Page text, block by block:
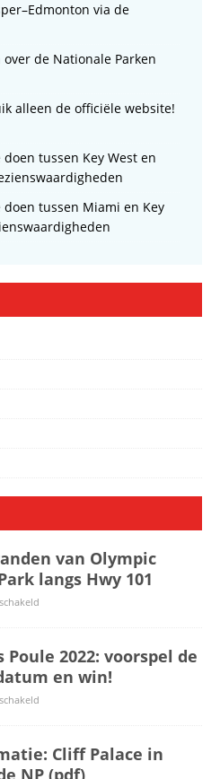
via de
de Nationale Parken
alleen de officiële website!
tussen Key West en
tussen Miami en Key
van Olympic
langs Hwy 101
Poule 2022: voorspel de
en win!
Cliff Palace in